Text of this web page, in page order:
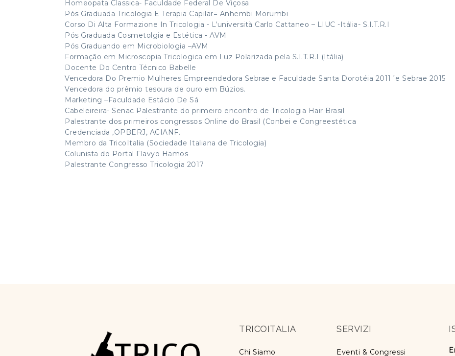
Homeopata Classica- Faculdade Federal De Viçosa
Pós Graduada Tricologia E Terapia Capilar= Anhembi Morumbi
Corso Di Alta Formazione In Tricologia - L’università Carlo Cattaneo – LIUC -Itália- S.I.T.R.I
Pós Graduada Cosmetolgia e Estética - AVM
Pós Graduando em Microbiologia –AVM
Formação em Microscopia Tricologica em Luz Polarizada pela S.I.T.R.I (Itália)
Docente Do Centro Técnico Babelle
Vencedora Do Premio Mulheres Empreendedora Sebrae e Faculdade Santa Dorotéia 2011´e Sebrae 2015
Vencedora do prêmio tesoura de ouro em Búzios.
Marketing –Faculdade Estácio De Sá
Cabeleireira- Senac Palestrante do primeiro encontro de Tricologia Hair Brasil
Palestrante dos primeiros congressos Online do Brasil (Conbei e Congreestética
Credenciada ,OPBERJ, ACIANF.
Membro da TricoItalia (Sociedade Italiana de Tricologia)
Colunista do Portal Flavyo Hamos
Palestrante Congresso Tricologia 2017
TRICOITALIA
Chi Siamo
SERVIZI
Eventi & Congressi